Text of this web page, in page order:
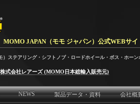
MOMO JAPAN（モモ ジャパン）公式WEBサイ
）ステアリング・シフトノブ・ロードホイール・ボス・ホー
式会社レアーズ (MOMO日本総輸入販売元)
NEWS 製品データ・資料 会社概